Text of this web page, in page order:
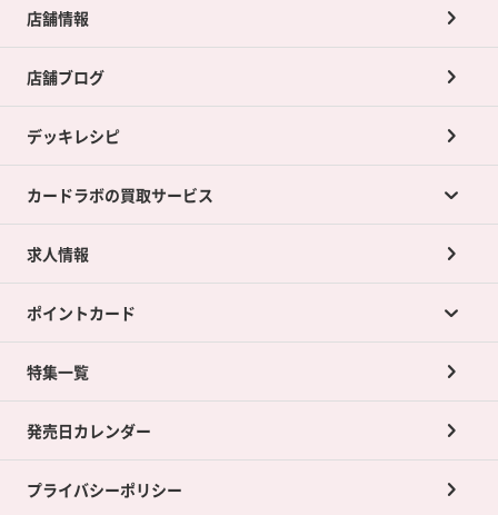
店舗情報
店舗ブログ
デッキレシピ
カードラボの買取サービス
カードラボの買取サービスTOP
店舗買取について
ネット買取について
買取承諾書について
求人情報
ポイントカード
ポイントカードTOP
ポイント交換景品
特集一覧
発売日カレンダー
プライバシーポリシー